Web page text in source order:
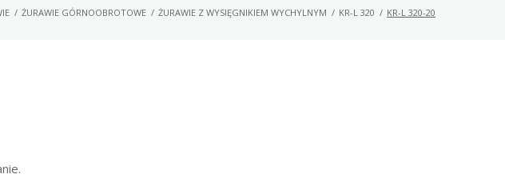
/ ŻURAWIE GÓRNOOBROTOWE / ŻURAWIE Z WYSIĘGNIKIEM WYCHYLNYM / KR-L 320 / KR-L 320-20